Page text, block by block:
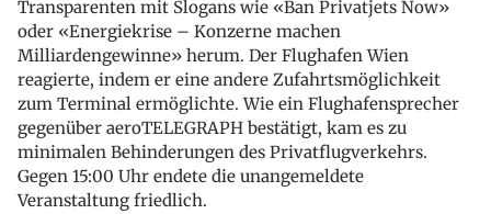
Transparenten mit Slogans wie «Ban Privatjets Now»
oder «Energiekrise – Konzerne machen
Milliardengewinne» herum. Der Flughafen Wien
reagierte, indem er eine andere Zufahrtsmöglichkeit
zum Terminal ermöglichte. Wie ein Flughafensprecher
gegenüber aeroTELEGRAPH bestätigt, kam es zu
minimalen Behinderungen des Privatflugverkehrs.
Gegen 15:00 Uhr endete die unangemeldete
Veranstaltung friedlich.